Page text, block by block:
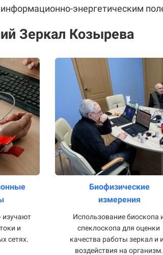
энергетическим
Зеркал Козырева
изучают
и
сетях.
Биофизические
измерения
Использование биоскопа
спеклоскопа для оценки
качества работы зеркал и
воздействия на организм.